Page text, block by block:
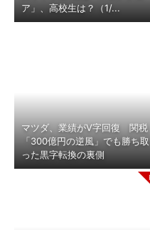
ア」、高校生は？（1/...
マツダ、業績がV字回復 関税
「300億円の逆風」でも勝ち取
った黒字転換の裏側